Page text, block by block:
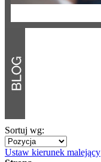
Sortuj wg:
Ustaw kierunek malejący